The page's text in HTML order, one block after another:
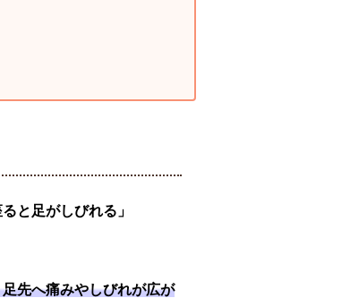
と足がしびれる」
先へ痛みやしびれが広が